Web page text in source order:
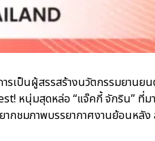
ป็นผู้สรรสร้างนวัตกรรมยานย
นุ่มสุดหล่อ “แจ๊คกี้ จักริน” ที่ม
กชมภาพบรรยากาศงานย้อนห